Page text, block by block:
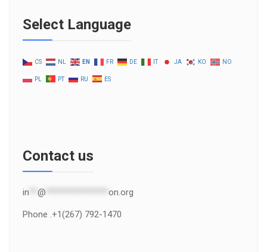
Select Language
CS NL EN FR DE IT JA KO NO
PL PT RU ES
Contact us
in @ on.org
Phone .+1(267) 792-1470